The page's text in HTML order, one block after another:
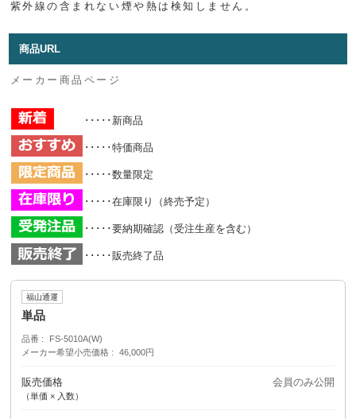
紫外線の含まれない煙や熱は検知しません。
商品URL
メーカー商品ページ
･････新商品
･････特価商品
･････数量限定
･････在庫限り（終売予定）
･････要納期確認（受注生産を含む）
･････販売終了品
福山通運
単品
品番
FS-5010A(W)
メーカー希望小売価格
46,000円
販売価格
（単価 × 入数）
会員のみ公開